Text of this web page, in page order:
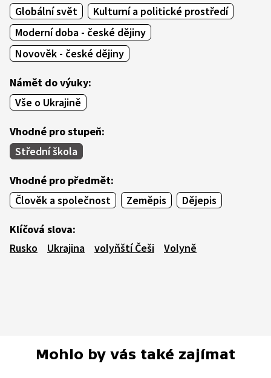
Globální svět
Kulturní a politické prostředí
Moderní doba - české dějiny
Novověk - české dějiny
Námět do výuky:
Vše o Ukrajině
Vhodné pro stupeň:
Střední škola
Vhodné pro předmět:
Člověk a společnost
Zeměpis Dějepis
Klíčová slova:
Rusko
Ukrajina volyňští Češi Volyně
Mohlo by vás také zajímat